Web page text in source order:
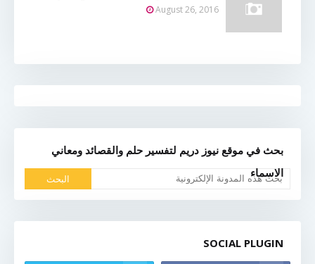
August 26, 2016
بحث في موقع نيوز دريم لتفسير حلم والقصائد ومعاني
الاسماء
SOCIAL PLUGIN